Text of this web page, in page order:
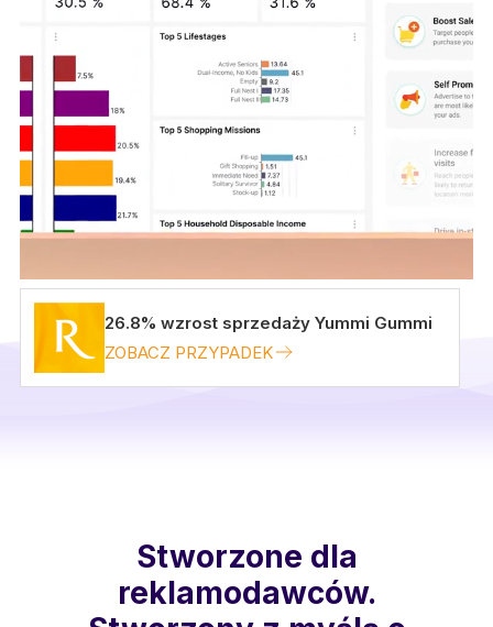
26.8% wzrost sprzedaży Yummi Gummi
ZOBACZ PRZYPADEK
Stworzone dla
reklamodawców.